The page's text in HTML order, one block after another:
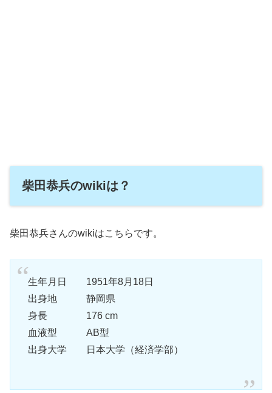
柴田恭兵のwikiは？
柴田恭兵さんのwikiはこちらです。
生年月日 1951年8月18日
出身地 静岡県
身長 176 cm
血液型 AB型
出身大学 日本大学（経済学部）